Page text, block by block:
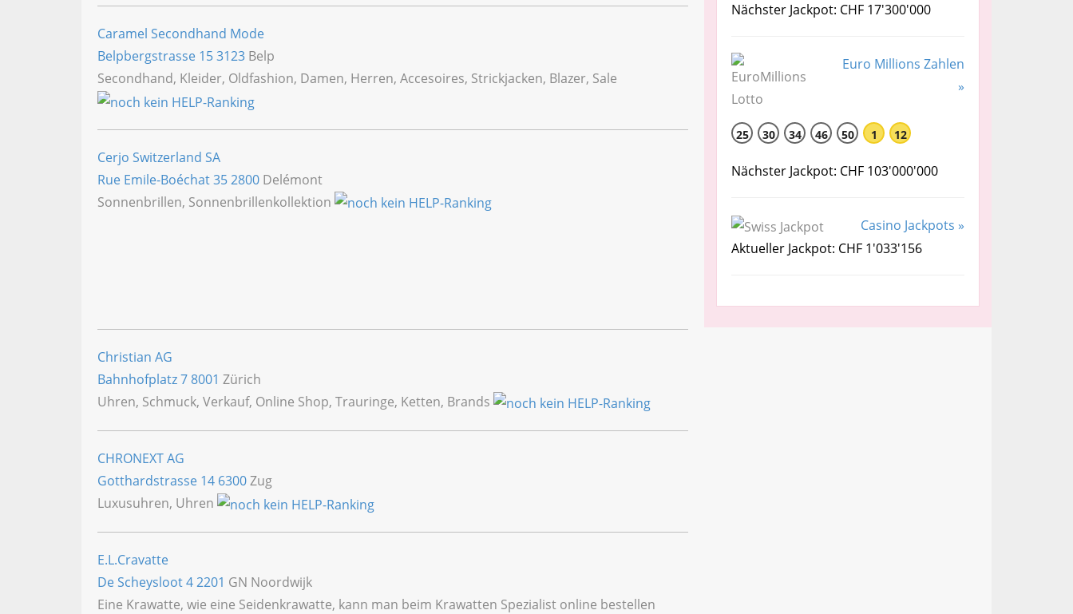
Caramel Secondhand Mode
Belpbergstrasse 153123 Belp
Secondhand, Kleider, Oldfashion, Damen, Herren, Accesoires, Strickjacken, Blazer, Sale
Cerjo Switzerland SA
Rue Emile-Boéchat 352800 Delémont
Sonnenbrillen, Sonnenbrillenkollektion
Christian AG
Bahnhofplatz 78001 Zürich
Uhren, Schmuck, Verkauf, Online Shop, Trauringe, Ketten, Brands
CHRONEXT AG
Gotthardstrasse 14 6300Zug
Luxusuhren, Uhren
E.L.Cravatte
De Scheysloot 42201 GN Noordwijk
Eine Krawatte, wie eine Seidenkrawatte, kann man beim Krawatten Spezialist online bestellen
Nächster Jackpot: CHF 17'300'000
Euro Millions Zahlen
»
25 30 34 46 50 1 12
Nächster Jackpot: CHF 103'000'000
Casino Jackpots »
Aktueller Jackpot: CHF 1'033'156